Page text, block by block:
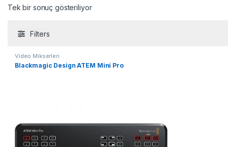
Tek bir sonuç gösteriliyor
Filters
Video Mikserleri
Blackmagic Design ATEM Mini Pro